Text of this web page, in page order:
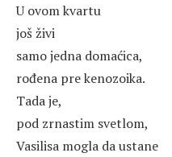
U ovom kvartu
još živi
samo jedna domaćica,
rođena pre kenozoika.
Tada je,
pod zrnastim svetlom,
Vasilisa mogla da ustane